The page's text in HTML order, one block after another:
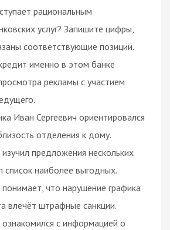
рациональным
услуг? Запишите цифры,
соответствующие позиции.
именно в этом банке
рекламы с участием
Иван Сергеевич ориентировался
отделения к дому.
предложения нескольких
список наиболее выгодных.
понимает, что нарушение графика
влечёт штрафные санкции.
ознакомился с информацией о